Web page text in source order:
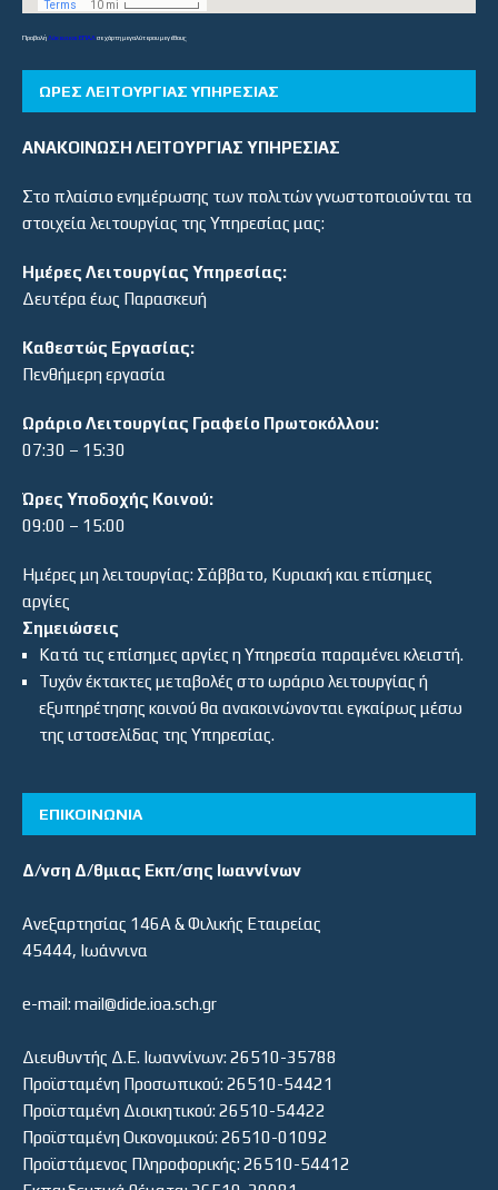
ΠροβολήΛύκεια και ΕΠΑΛσε χάρτη μεγαλύτερου μεγέθους
ΏΡΕΣ ΛΕΙΤΟΥΡΓΊΑΣ ΥΠΗΡΕΣΊΑΣ
ΑΝΑΚΟΙΝΩΣΗ ΛΕΙΤΟΥΡΓΙΑΣ ΥΠΗΡΕΣΙΑΣ
Στο πλαίσιο ενημέρωσης των πολιτών γνωστοποιούνται τα
στοιχεία λειτουργίας της Υπηρεσίας μας:
Ημέρες Λειτουργίας Υπηρεσίας:
Δευτέρα έως Παρασκευή
Καθεστώς Εργασίας:
Πενθήμερη εργασία
Ωράριο Λειτουργίας Γραφείο Πρωτοκόλλου:
07:30 – 15:30
Ώρες Υποδοχής Κοινού:
09:00 – 15:00
Ημέρες μη λειτουργίας: Σάββατο, Κυριακή και επίσημες
αργίες
Σημειώσεις
Κατά τις επίσημες αργίες η Υπηρεσία παραμένει κλειστή.
Τυχόν έκτακτες μεταβολές στο ωράριο λειτουργίας ή
εξυπηρέτησης κοινού θα ανακοινώνονται εγκαίρως μέσω
της ιστοσελίδας της Υπηρεσίας.
ΕΠΙΚΟΙΝΩΝΙΑ
Δ/νση Δ/θμιας Εκπ/σης Ιωαννίνων
Ανεξαρτησίας 146Α & Φιλικής Εταιρείας
45444, Ιωάννινα
e-mail: mail@dide.ioa.sch.gr
Διευθυντής Δ.Ε. Ιωαννίνων: 26510-35788
Προϊσταμένη Προσωπικού: 26510-54421
Προϊσταμένη Διοικητικού: 26510-54422
Προϊσταμένη Οικονομικού: 26510-01092
Προϊστάμενος Πληροφορικής: 26510-54412